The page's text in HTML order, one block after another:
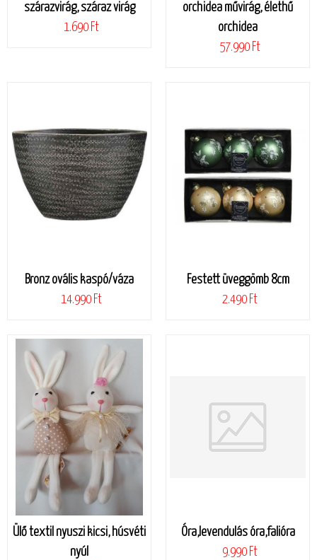
szárazvirág, száraz virág
1.690 Ft
orchidea művirág, élethű
orchidea
57.990 Ft
Bronz ovális kaspó/váza
14.990 Ft
Festett üveggömb 8cm
2.490 Ft
Ülő textil nyuszi kicsi, húsvéti
nyúl
Óra,levendulás óra,falióra
9.990 Ft